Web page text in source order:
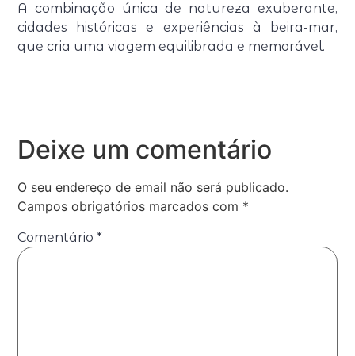
A combinação única de natureza exuberante,
cidades históricas e experiências à beira-mar,
que cria uma viagem equilibrada e memorável.
Deixe um comentário
O seu endereço de email não será publicado.
Campos obrigatórios marcados com *
Comentário*